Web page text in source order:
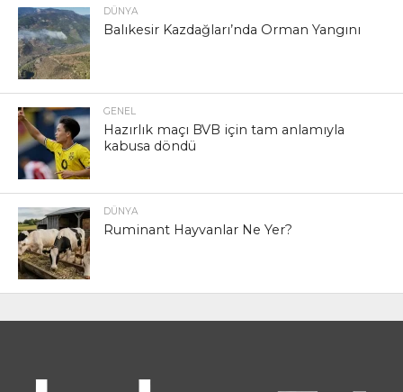
DÜNYA
Balıkesir Kazdağları’nda Orman Yangını
GENEL
Hazırlık maçı BVB için tam anlamıyla
kabusa döndü
DÜNYA
Ruminant Hayvanlar Ne Yer?